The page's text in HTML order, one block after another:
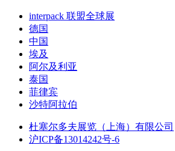
interpack 联盟全球展
德国
中国
埃及
阿尔及利亚
泰国
菲律宾
沙特阿拉伯
杜塞尔多夫展览（上海）有限公司
沪ICP备13014242号-6